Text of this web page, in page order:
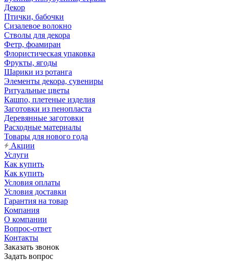
Декор
Птички, бабочки
Сизалевое волокно
Стволы для декора
Фетр, фоамиран
Флористическая упаковка
Фрукты, ягоды
Шарики из ротанга
Элементы декора, сувениры
Ритуальные цветы
Кашпо, плетеные изделия
Заготовки из пенопласта
Деревянные заготовки
Расходные материалы
Товары для нового года
Акции
Услуги
Как купить
Как купить
Условия оплаты
Условия доставки
Гарантия на товар
Компания
О компании
Вопрос-ответ
Контакты
Заказать звонок
Задать вопрос